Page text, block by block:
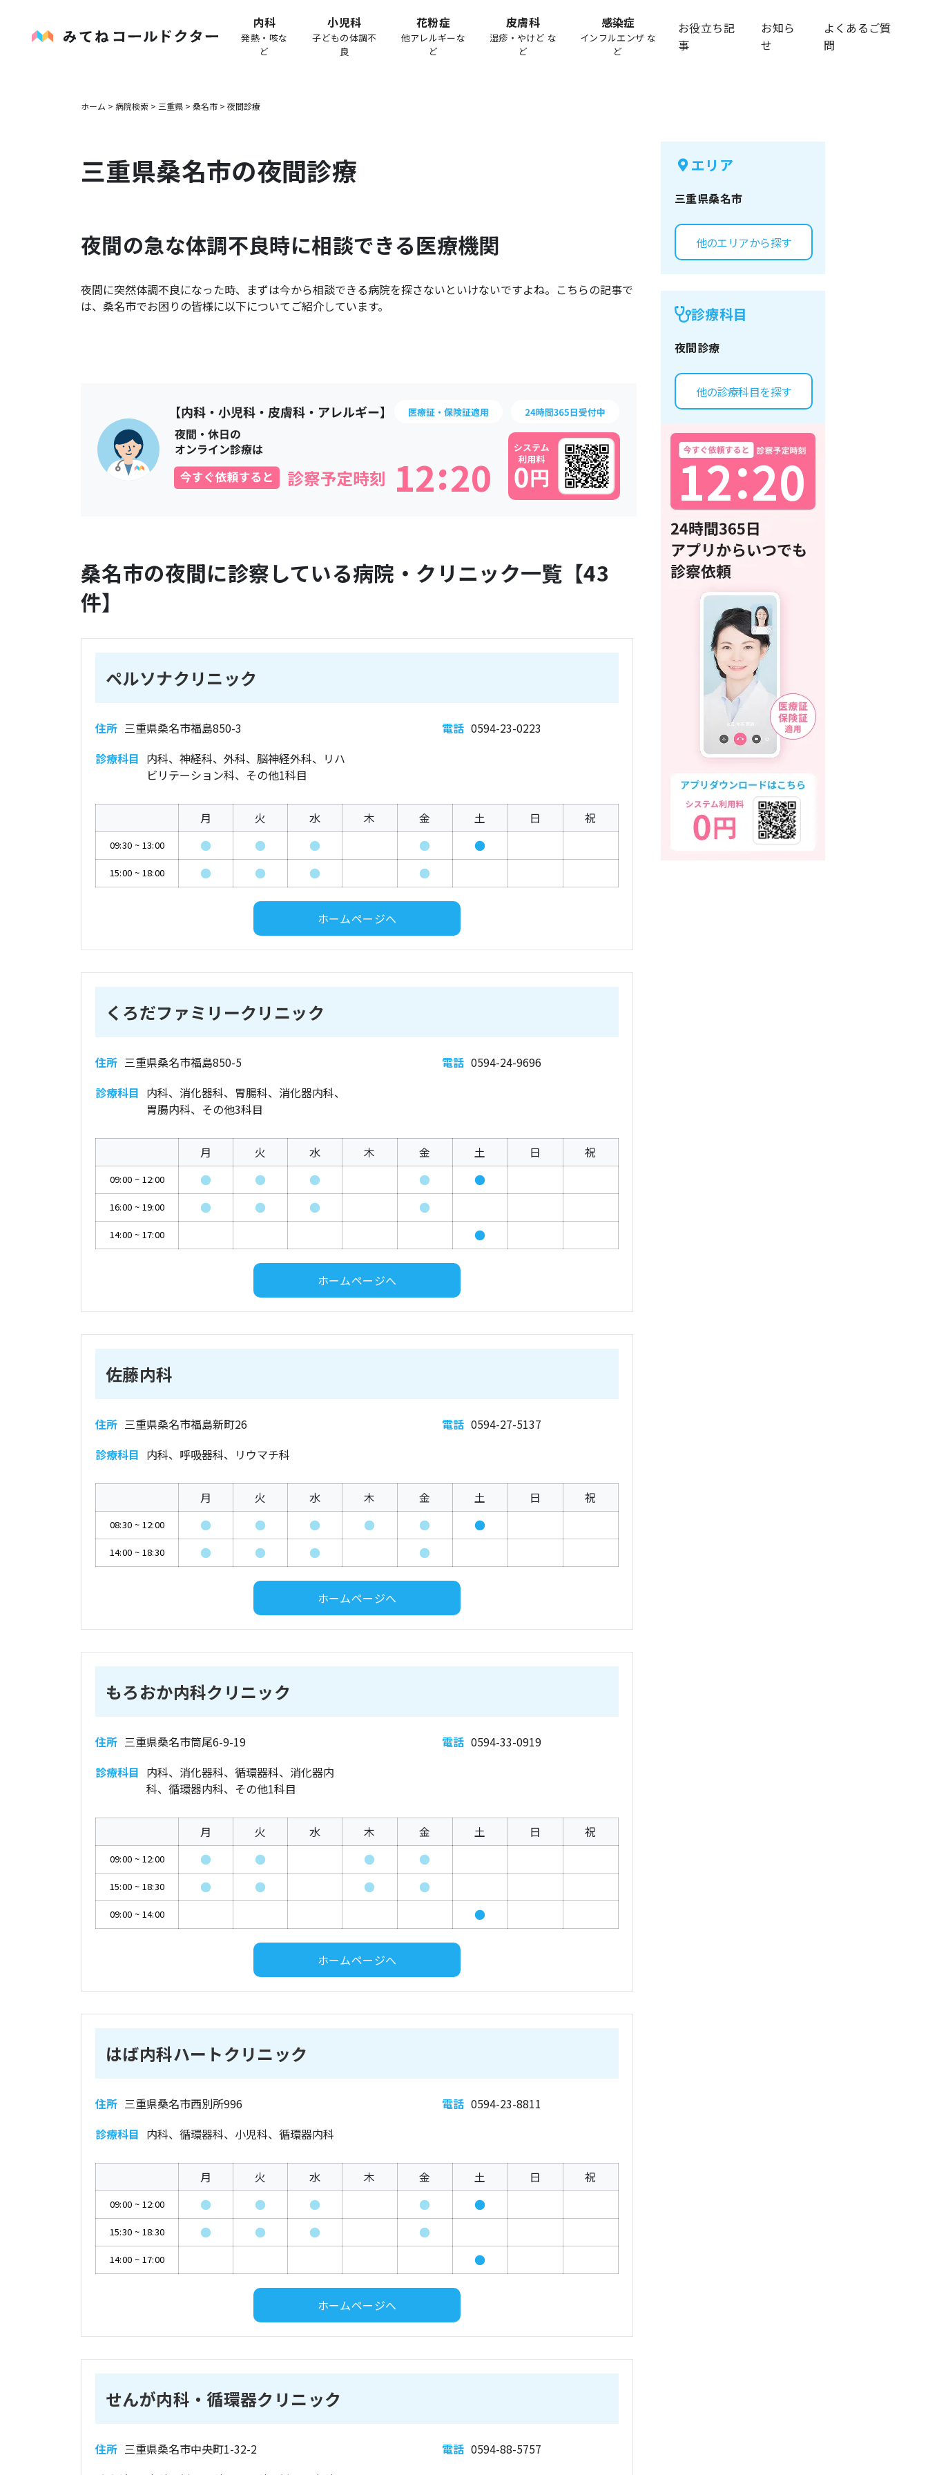
内科
発熱・咳な
ど
小児科
子どもの体調不
良
花粉症
他アレルギーな
ど
皮膚科
湿疹・やけど な
ど
感染症
インフルエンザ な
ど
お役立ち記
事
お知ら
せ
よくあるご質
問
ホーム > 病院検索 > 三重県 > 桑名市 > 夜間診療
三重県桑名市の夜間診療
夜間の急な体調不良時に相談できる医療機関
夜間に突然体調不良になった時、まずは今から相談できる病院を探さないといけないですよね。こちらの記事で
は、 桑名市でお困りの皆様に以下についてご紹介しています。
12 20
:
桑名市の夜間に診察している病院・クリニック一覧【43
件】
ペルソナクリニック
住所 三重県桑名市福島850-3 電話 0594-23-0223
診療科目 内科、神経科、外科、脳神経外科、リハ
ビリテーション科、その他1科目
月 火 水 木 金 土 日 祝
09:30 ~ 13:00 ● ● ● ● ●
15:00 ~ 18:00 ● ● ● ●
ホームページへ
くろだファミリークリニック
住所 三重県桑名市福島850-5 電話 0594-24-9696
診療科目 内科、消化器科、胃腸科、消化器内科、
胃腸内科、その他3科目
月 火 水 木 金 土 日 祝
09:00 ~ 12:00 ● ● ● ● ●
16:00 ~ 19:00 ● ● ● ●
14:00 ~ 17:00 ●
ホームページへ
佐藤内科
住所 三重県桑名市福島新町26 電話 0594-27-5137
診療科目 内科、呼吸器科、リウマチ科
月 火 水 木 金 土 日 祝
08:30 ~ 12:00 ● ● ● ● ● ●
14:00 ~ 18:30 ● ● ● ●
ホームページへ
もろおか内科クリニック
住所 三重県桑名市筒尾6-9-19 電話 0594-33-0919
診療科目 内科、消化器科、循環器科、消化器内
科、循環器内科、その他1科目
月 火 水 木 金 土 日 祝
09:00 ~ 12:00 ● ● ● ●
15:00 ~ 18:30 ● ● ● ●
09:00 ~ 14:00 ●
ホームページへ
はば内科ハートクリニック
住所 三重県桑名市西別所996 電話 0594-23-8811
診療科目 内科、循環器科、小児科、循環器内科
月 火 水 木 金 土 日 祝
09:00 ~ 12:00 ● ● ● ● ●
15:30 ~ 18:30 ● ● ● ●
14:00 ~ 17:00 ●
ホームページへ
せんが内科・循環器クリニック
住所 三重県桑名市中央町1-32-2 電話 0594-88-5757
エリア
三重県桑名市
他のエリアから探す
診療科目
夜間診療
他の診療科目を探す
12：
20